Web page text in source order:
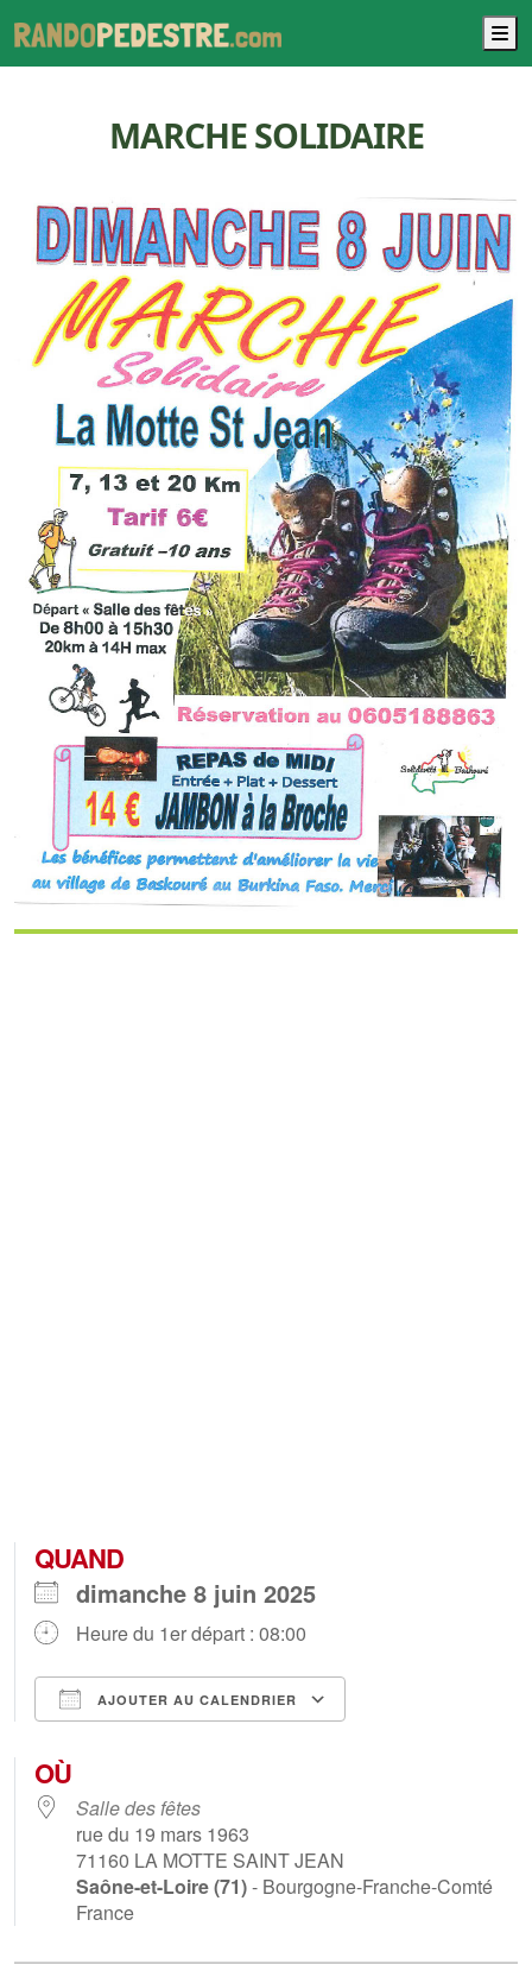
MARCHE SOLIDAIRE
QUAND
dimanche 8 juin 2025
Heure du 1er départ : 08:00
AJOUTER AU CALENDRIER
OÙ
Salle des fêtes
rue du 19 mars 1963
71160 LA MOTTE SAINT JEAN
Saône-et-Loire (71)- Bourgogne-Franche-Comté
France